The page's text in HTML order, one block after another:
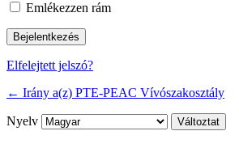
Emlékezzen rám
Elfelejtett jelszó?
← Irány a(z) PTE-PEAC Vívószakosztály
Nyelv